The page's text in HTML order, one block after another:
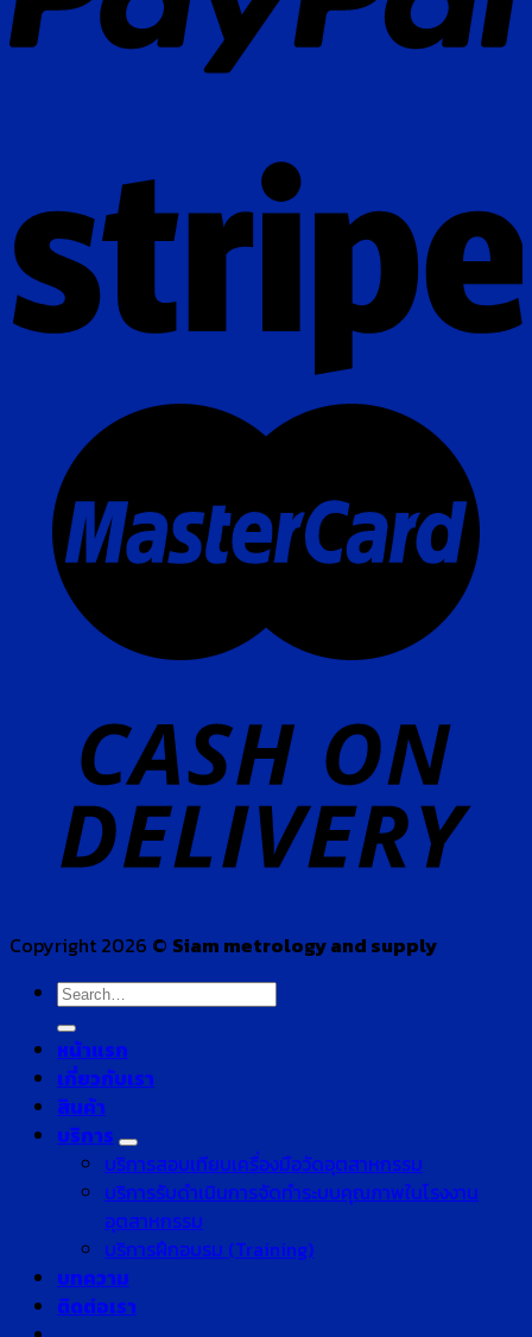
Copyright 2026 © Siam metrology and supply
Search
for:
หน้าแรก
เกี่ยวกับเรา
สินค้า
บริการ
บริการสอบเทียบเครื่องมือวัดอุตสาหกรรม
บริการรับดำเนินการจัดทำระบบคุณภาพในโรงงาน
อุตสาหกรรม
บริการฝึกอบรม (Training)
บทความ
ติดต่อเรา